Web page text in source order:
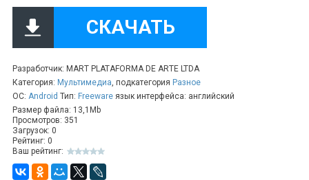
Ключевые возможности:
👨‍🎨Для художников
Персональные профили: Создание и настройка
виртуальных портфолио
Каталогизация работ
произведений с описаниями
Виртуальные выставки
широкой аудитории
СКАЧАТЬ
Разработчик: MART PLATAFORMA DE ARTE LTDA
Категория: Мультимедиа, подкатегория Разное
ОС: Android Тип: Freeware язык интерфейса: английский
Размер файла: 13,1Mb
Просмотров: 351
Загрузок: 0
Рейтинг: 0
Ваш рейтинг: